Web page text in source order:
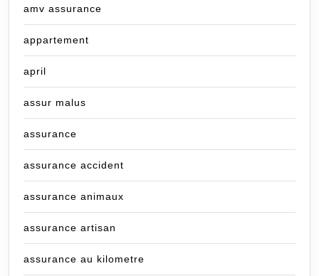
amv assurance
appartement
april
assur malus
assurance
assurance accident
assurance animaux
assurance artisan
assurance au kilometre